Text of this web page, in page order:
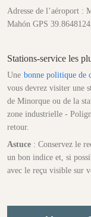
Adresse de l’aéroport :
Mahón GPS
Stations-service les
Une bonne politique de
vous devrez visiter une
de Minorque ou de la
zone industrielle -
retour.
Astuce : Conservez le
un bon indice et, si
avec le reçu visible sur